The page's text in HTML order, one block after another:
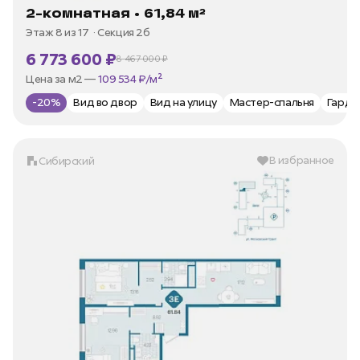
2-комнатная • 61,84 м²
Этаж 8 из 17 Секция 2б
6 773 600 ₽8 467 000 ₽
В ипотеку —от 32 489 ₽/мес
Цена за м2 —
-20% Вид во двор Вид на улицу Мастер-спальня
Сибирский В избранное